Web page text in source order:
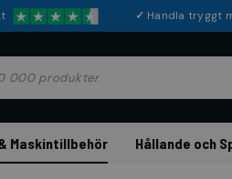
✓ Handla
Maskintillbehör Hållande och